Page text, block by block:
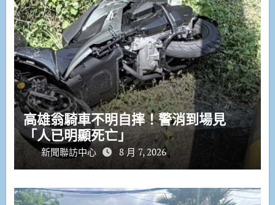
高雄翁騎車不明自摔！警消到場見
「人已明顯死亡」
新聞聯訪中心 8 月 7, 2026